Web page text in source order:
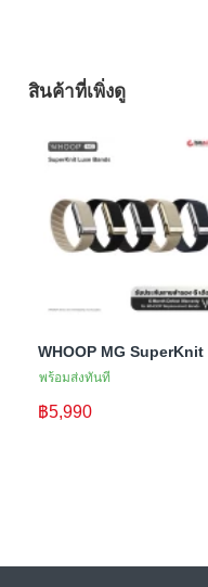
สินค้าที่เพิ่งดู
พร้อมส่งทันที
฿5,990